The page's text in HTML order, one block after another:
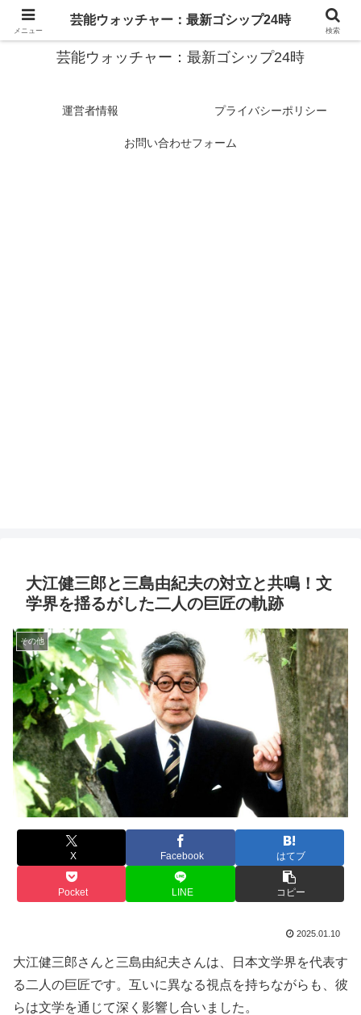
スターたちの裏側を徹底追跡！話題のゴシップがここに集結
芸能ウォッチャー：最新ゴシップ24時
運営者情報 プライバシーポリシー
お問い合わせフォーム
大江健三郎と三島由紀夫の対立と共鳴！文
学界を揺るがした二人の巨匠の軌跡
その他
X Facebook はてブ
Pocket LINE コピー
2025.01.10
大江健三郎さんと三島由紀夫さんは、日本文学界を代表す
る二人の巨匠です。互いに異なる視点を持ちながらも、彼
らは文学を通じて深く影響し合いました。
メニュー
芸能ウォッチャー：最新ゴシップ24時
検索